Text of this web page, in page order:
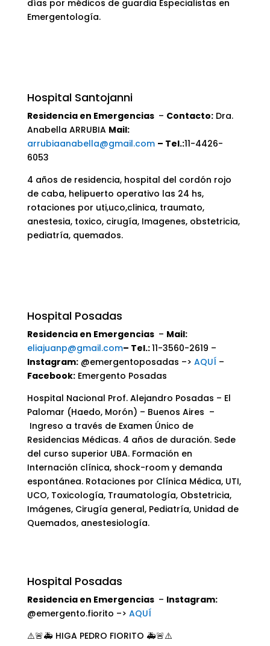
días por médicos de guardia Especialistas en
Emergentología.
Hospital Santojanni
Residencia en Emergencias – Contacto:Dra.
Anabella ARRUBIA Mail:
arrubiaanabella@gmail.com – Tel.:11-4426-
6053
4 años de residencia, hospital del cordón rojo
de caba, helipuerto operativo las 24 hs,
rotaciones por uti,uco,clinica, traumato,
anestesia, toxico, cirugía, Imagenes, obstetricia,
pediatría, quemados.
Hospital Posadas
Residencia en Emergencias – Mail:
eliajuanp@gmail.com– Tel.:11-3560-2619 –
Instagram: @emergentoposadas –> AQUÍ–
Facebook:Emergento Posadas
Hospital Nacional Prof. Alejandro Posadas – El
Palomar (Haedo, Morón) – Buenos Aires –
Ingreso a través de Examen Único de
Residencias Médicas. 4 años de duración. Sede
del curso superior UBA. Formación en
Internación clínica, shock-room y demanda
espontánea. Rotaciones por Clínica Médica, UTI,
UCO, Toxicología, Traumatología, Obstetricia,
Imágenes, Cirugía general, Pediatría, Unidad de
Quemados, anestesiología.
Hospital Posadas
Residencia en Emergencias – Instagram:
@emergento.fiorito –> AQUÍ
⚠️🚨🚑 HIGA PEDRO FIORITO 🚑🚨⚠️